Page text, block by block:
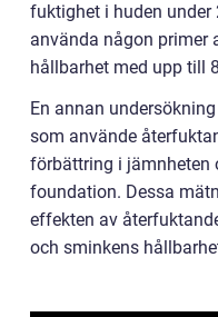
fuktighet i huden
använda någon primer
hållbarhet med upp till
En annan
som använde
förbättring i jämnheten
foundation. Dessa
effekten av
och sminkens